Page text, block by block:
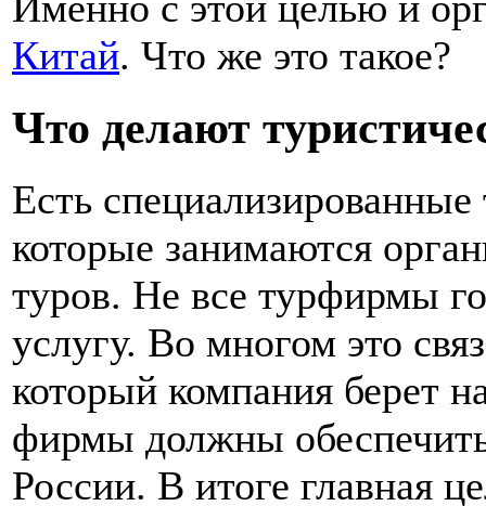
Китай. Что же это такое?
Что делают
Есть
которые занимаются
туров. Не все турфирмы
услугу. Во многом это
который компания берет
фирмы должны
России. В итоге главная